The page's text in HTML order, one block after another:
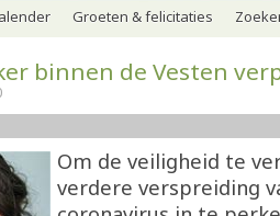
Groeten & felicitaties
binnen de Vesten
Om de veiligheid te
verdere verspreiding